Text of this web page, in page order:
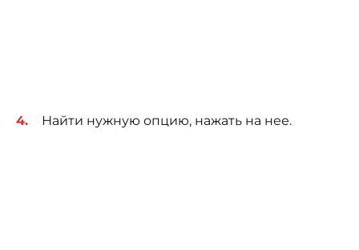
Найти нужную опцию, нажать на нее.